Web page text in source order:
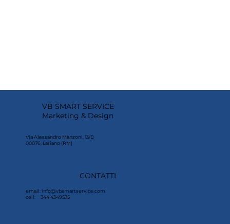
VB SMART SERVICE
Marketing & Design
Via Alessandro Manzoni, 13/B
00076, Lariano (RM)
email: info@vbsmartservice.com
cell: 344 4349535
CONTATTI